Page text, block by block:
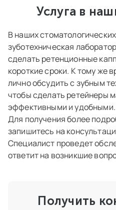
Услуга в
В наших
зуботехническая
сделать ретенционные
короткие сроки. К тому же
лично обсудить с зубным
чтобы сделать ретейнеры
эффективными и удобными.
Для получения более
запишитесь на
Специалист проведет
ответит на возникшие
Получить